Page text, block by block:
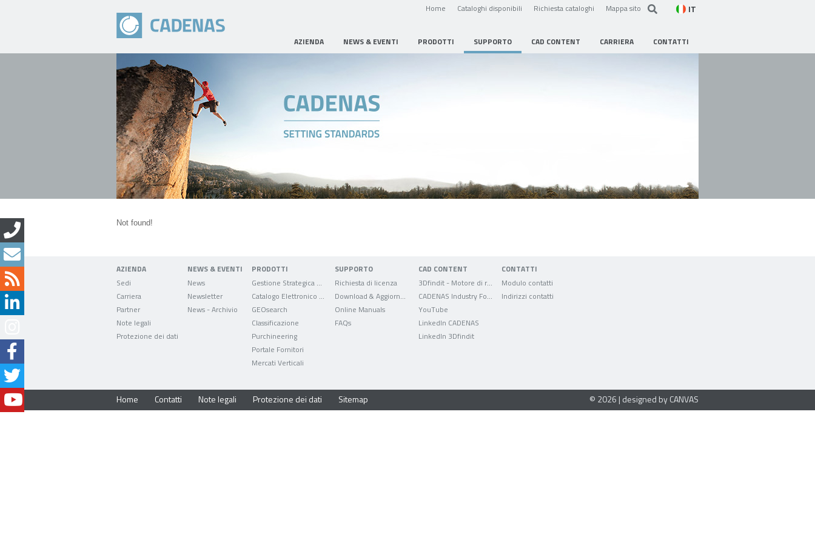
Home Cataloghi disponibili Richiesta cataloghi Mappa sito IT
AZIENDA NEWS & EVENTI PRODOTTI SUPPORTO CAD CONTENT CARRIERA CONTATTI
Not found!
AZIENDA
Sedi
Carriera
Partner
Note legali
Protezione dei dati
NEWS & EVENTI
News
Newsletter
News - Archivio
PRODOTTI
GEOsearch
Classificazione
Purchineering
Portale Fornitori
Mercati Verticali
SUPPORTO
Richiesta di licenza
Online Manuals
FAQs
CAD CONTENT
3Dfindit - Motore di ricerca per dati CAD
YouTube
LinkedIn CADENAS
LinkedIn 3Dfindit
CONTATTI
Modulo contatti
Indirizzi contatti
Home Contatti Note legali Protezione dei dati Sitemap © 2026 | designed by CANVAS